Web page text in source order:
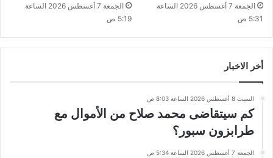
الجمعة 7 أغسطس 2026 الساعة
5:31 ص
الجمعة 7 أغسطس 2026 الساعة
5:19 ص
أخر الاخبار
السبت 8 أغسطس 2026 الساعة 8:03 ص
كم سيتقاضى محمد صلاح من الأموال مع
طرابزون سبور؟
الجمعة 7 أغسطس 2026 الساعة 5:34 ص